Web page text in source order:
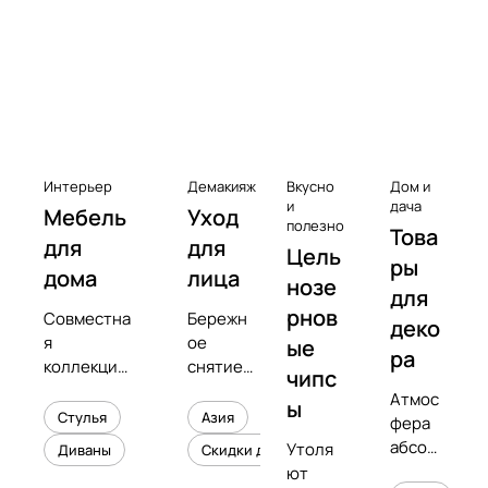
а
р
к
в
и
н
и
л
о
в
Интерьер
Мебель
для
дома
Совместна
я
коллекция
предметны
м
дизайнеро
Стулья
Диваны
Демакияж
Уход
для
лица
Бережн
ое
снятие
и
увлажне
ние
Азия
Скидки до 50%
Вкусно
и
полезно
Цель
нозе
рнов
ые
чипс
ы
Утоля
ют
Дом и
дача
Това
ры
для
деко
ра
Атмос
фера
абсол